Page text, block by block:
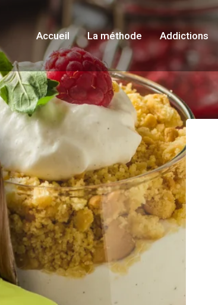
Accueil La méthode Addictions